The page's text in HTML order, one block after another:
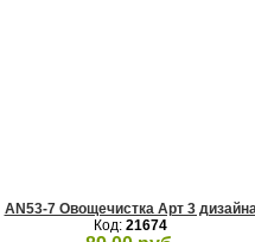
AN53-7 Овощечистка Арт 3
Код: 21674